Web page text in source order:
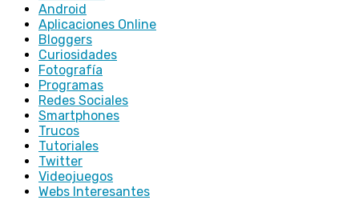
Android
Aplicaciones Online
Bloggers
Curiosidades
Fotografía
Programas
Redes Sociales
Smartphones
Trucos
Tutoriales
Twitter
Videojuegos
Webs Interesantes